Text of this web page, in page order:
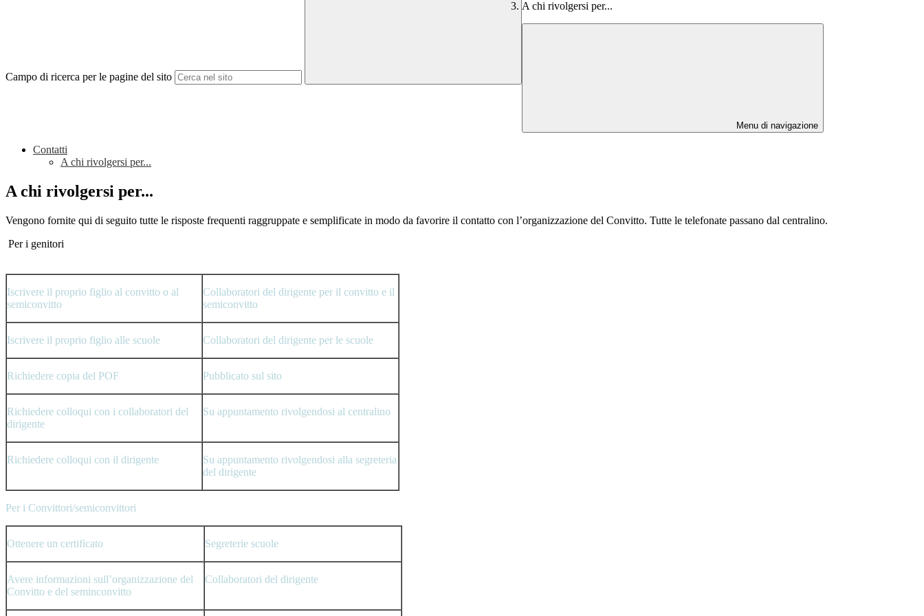
Campo di ricerca per le pagine del sito
A chi rivolgersi per...
Menu di navigazione
Contatti
A chi rivolgersi per...
A chi rivolgersi per...
Vengono fornite qui di seguito tutte le risposte frequenti raggruppate e semplificate in modo da favorire il contatto con l’organizzazione del Convitto. Tutte le telefonate passano dal centralino.
Per i genitori
Iscrivere il proprio figlio al convitto o al
semiconvitto
Collaboratori del dirigente per il convitto e il
semiconvitto
Iscrivere il proprio figlio alle scuole Collaboratori del dirigente per le scuole
Richiedere copia del POF Pubblicato sul sito
Richiedere colloqui con i collaboratori del
dirigente
Su appuntamento rivolgendosi al centralino
Richiedere colloqui con il dirigente
Su appuntamento rivolgendosi alla segreteria
del dirigente
Per i Convittori/semiconvittori
Ottenere un certificato Segreterie scuole
Avere informazioni sull’organizzazione del
Convitto e del seminconvitto
Collaboratori del dirigente